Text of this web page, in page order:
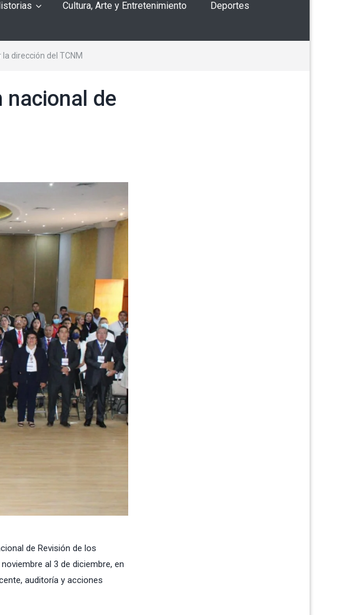
Cultura, Arte y Entretenimiento Deportes
dirección del TCNM
nacional de
de Revisión de los
al 3 de diciembre, en
auditoría y acciones